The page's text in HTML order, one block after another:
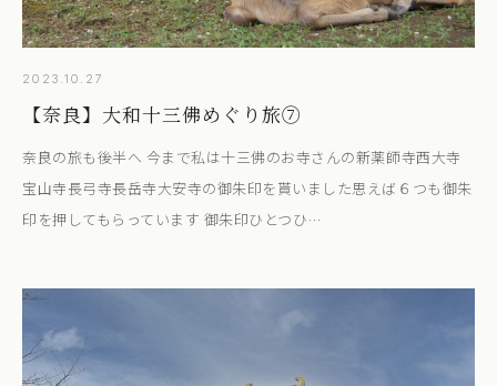
2023.10.27
【奈良】大和十三佛めぐり旅⑦
奈良の旅も後半へ 今まで私は十三佛のお寺さんの新薬師寺西大寺
宝山寺長弓寺長岳寺大安寺の御朱印を貰いました思えば６つも御朱
印を押してもらっています 御朱印ひとつひ…